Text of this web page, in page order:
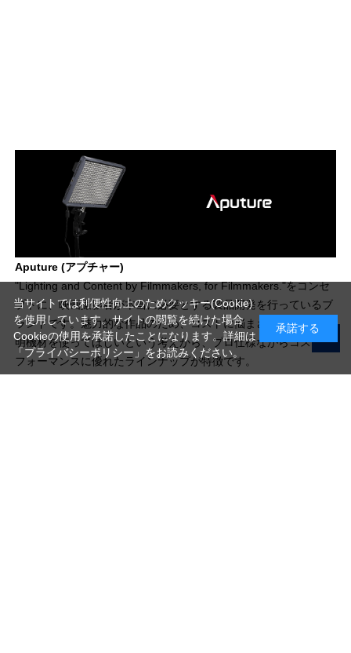
Aputure (アプチャー)
"Lighting and Content by Filmmakers, for Filmmakers."をコンセ
プトに、映画撮影者が本当に必要とする製品開発を行っているブ
ランドです。魅力的な作品のため、コストに悩まされず様々な照
明機材を使ってほしいという考えから、プロ仕様ながらコストパ
フォーマンスに優れたラインナップが特徴です。
当サイトでは利便性向上のためクッキー(Cookie)
を使用しています。サイトの閲覧を続けた場合
Cookieの使用を承諾したことになります。詳細は
「プライバシーポリシー」 をお読みください。
承諾する